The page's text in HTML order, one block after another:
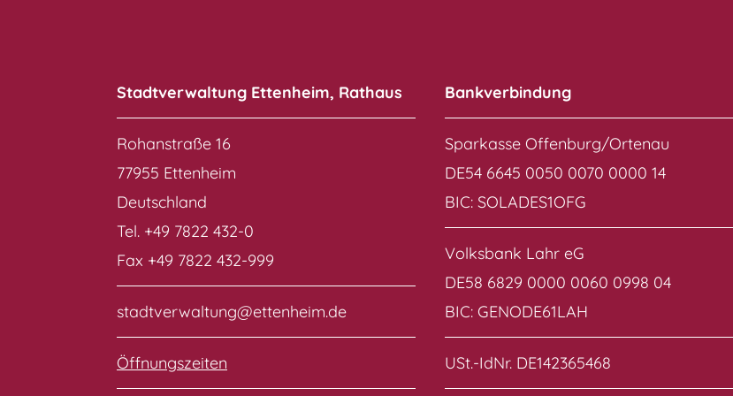
Stadtverwaltung Ettenheim, Rathaus
Rohanstraße 16
77955 Ettenheim
Deutschland
Tel. +49 7822 432-0
Fax +49 7822 432-999
stadtverwaltung@ettenheim.de
Öffnungszeiten
Bankverbindung
Sparkasse Offenburg/Ortenau
DE54 6645 0050 0070 0000 14
BIC: SOLADES1OFG
Volksbank Lahr eG
DE58 6829 0000 0060 0998 04
BIC: GENODE61LAH
USt.-IdNr. DE142365468